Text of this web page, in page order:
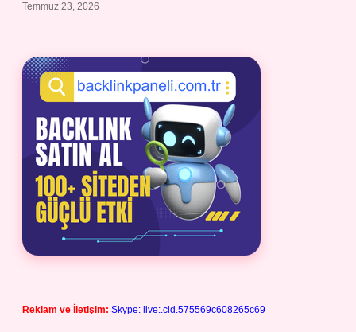
Temmuz 23, 2026
Reklam ve İletişim: Skype: live:.cid.575569c608265c69